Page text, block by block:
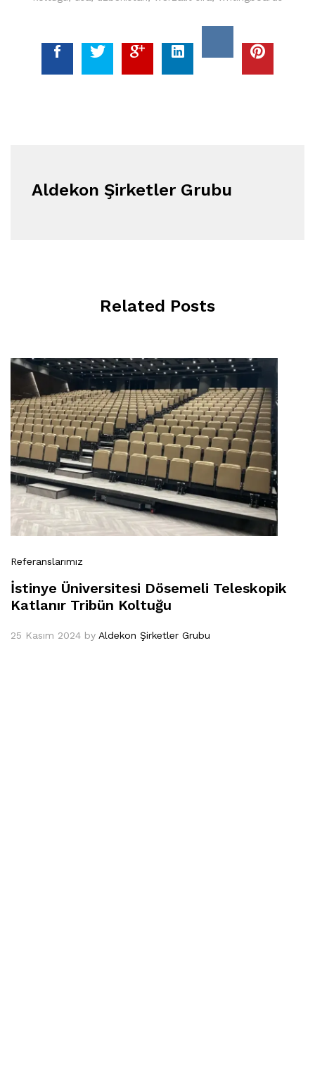
Aldekon Şirketler Grubu
Related Posts
Referanslarımız
İstinye Üniversitesi Dösemeli Teleskopik
Katlanır Tribün Koltuğu
25 Kasım 2024 by Aldekon Şirketler Grubu